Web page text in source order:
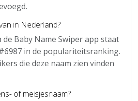
in Nederland?
de Baby Name Swiper app staat
in de populariteitsranking.
die deze naam zien vinden
of meisjesnaam?